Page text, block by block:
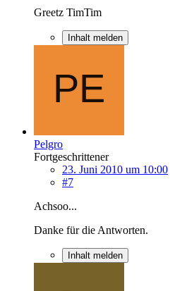
Greetz TimTim
Inhalt melden
Pelgro
Fortgeschrittener
23. Juni 2010 um 10:00
#7
Achsoo...
Danke für die Antworten.
Inhalt melden